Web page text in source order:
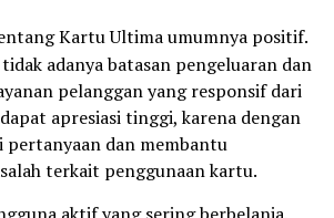
Kartu Ultima umumnya positif.
adanya batasan pengeluaran dan
pelanggan yang responsif dari
apresiasi tinggi, karena dengan
pertanyaan dan membantu
terkait penggunaan kartu.